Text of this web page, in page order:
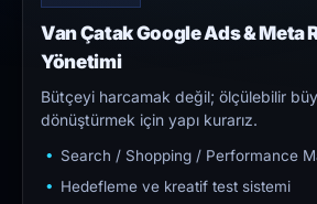
Van Çatak Google Ads & Meta
Yönetimi
Bütçeyi harcamak değil; ölçülebilir
dönüştürmek için yapı kurarız.
Search / Shopping / Performance
Hedefleme ve kreatif test sistemi